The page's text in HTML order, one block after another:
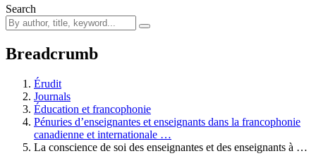
Search
Breadcrumb
Érudit
Journals
Éducation et francophonie
Pénuries d’enseignantes et enseignants dans la francophonie
canadienne et internationale …
La conscience de soi des enseignantes et des enseignants à …